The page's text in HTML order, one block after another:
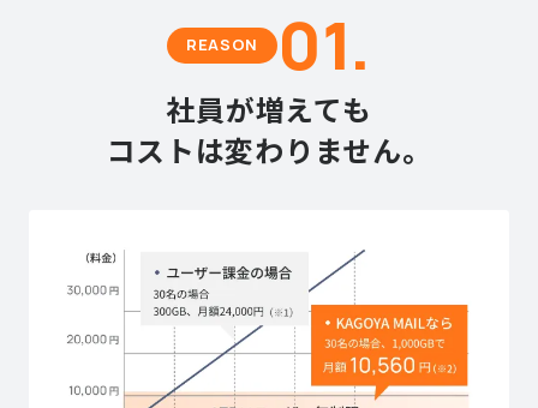
REASON 01.
社員が増えても
コストは変わりません。